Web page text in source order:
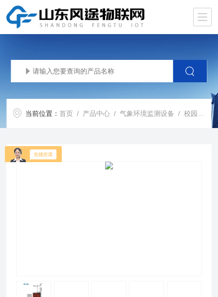
当前位置：首页 / 产品中心 /气象环境监测设备 /校园气象站